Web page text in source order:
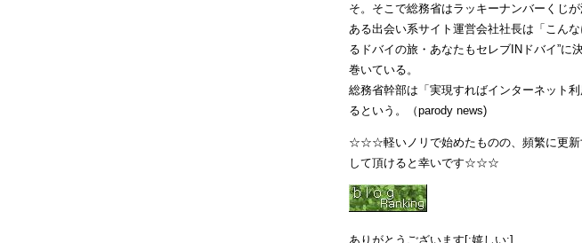
そ。そこで総務省はラッキーナンバーくじ
ある出会い系サイト運営会社社長は「こん
るドバイの旅・あなたもセレブINドバイ”に
巻いている。
総務省幹部は「実現すればインターネット
るという。（parody news)
☆☆☆軽いノリで始めたものの、頻繁に更新
して頂けると幸いです☆☆☆
ありがとうございます[:嬉しい:]